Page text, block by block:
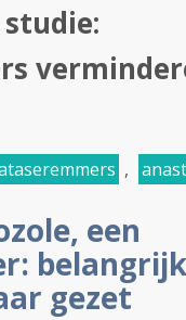
,
een
gezet